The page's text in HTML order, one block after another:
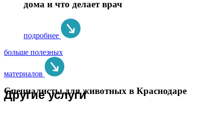
дома и что делает врач
подробнее
больше полезных
материалов
Другие услуги
Специалисты для животных в Краснодаре